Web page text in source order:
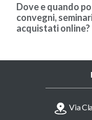
Dove e quando
convegni,
acquistati online?
Via